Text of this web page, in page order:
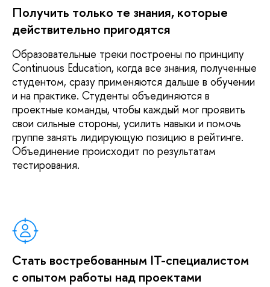
данных
Физика 10 / 5 / — 2 года Очная
UX-аналитика
и проектирование
информационных
15/ 20 / 3 2 года
Вычислительная
биология
и биоинформатика
Получить только те знания, которые
действительно пригодятся
Образовательные треки построены по принципу
Continuous Education, когда все знания, полученные
студентом, сразу применяются дальше в обучении
и на практике. Студенты объединяются в
проектные команды, чтобы каждый мог проявить
свои сильные стороны, усилить навыки и помочь
группе занять лидирующую позицию в рейтинге.
Объединение происходит по результатам
тестирования.
Стать востребованным IT-специалистом
с опытом работы над проектами